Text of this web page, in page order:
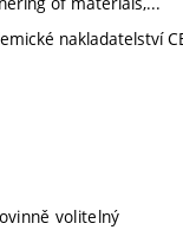
nakladatelství
volitelný